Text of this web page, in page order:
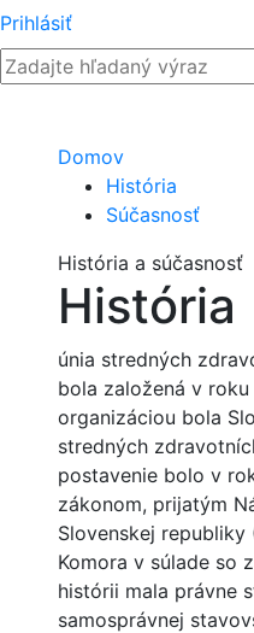
Prihlásiť
Domov
História
Súčasnosť
História a súčasnosť
História
únia stredných
bola založená v
organizáciou bola
stredných
postavenie bolo v
zákonom, prijatým
Slovenskej republiky
Komora v súlade so
histórii mala právne
samosprávnej